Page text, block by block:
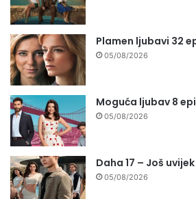
Plamen ljubavi 32
05/08/2026
Moguća ljubav 8
05/08/2026
Daha 17 – Još
05/08/2026